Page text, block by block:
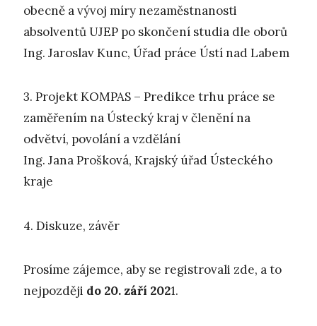
obecně a vývoj míry nezaměstnanosti
absolventů UJEP po skončení studia dle oborů
Ing. Jaroslav Kunc, Úřad práce Ústí nad Labem
3. Projekt KOMPAS – Predikce trhu práce se
zaměřením na Ústecký kraj v členění na
odvětví, povolání a vzdělání
Ing. Jana Prošková, Krajský úřad Ústeckého
kraje
4. Diskuze, závěr
Prosíme zájemce, aby se registrovali zde, a to
nejpozději do 20. září 2021.